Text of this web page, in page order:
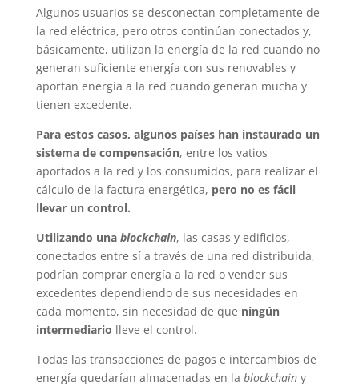
Algunos usuarios se desconectan completamente de
la red eléctrica, pero otros continúan conectados y,
básicamente, utilizan la energía de la red cuando no
generan suficiente energía con sus renovables y
aportan energía a la red cuando generan mucha y
tienen excedente.
Para estos casos, algunos países han instaurado un
sistema de compensación, entre los vatios
aportados a la red y los consumidos, para realizar el
cálculo de la factura energética, pero no es fácil
llevar un control.
Utilizando una blockchain, las casas y edificios,
conectados entre sí a través de una red distribuida,
podrían comprar energía a la red o vender sus
excedentes dependiendo de sus necesidades en
cada momento, sin necesidad de que ningún
intermediario lleve el control.
Todas las transacciones de pagos e intercambios de
energía quedarían almacenadas en la blockchainy